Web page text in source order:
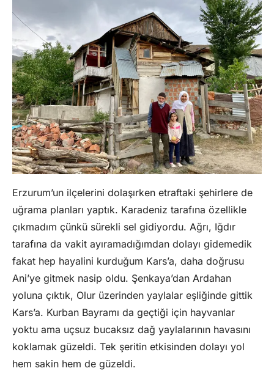
Erzurum’un ilçelerini dolaşırken etraftaki şehirlere de
uğrama planları yaptık. Karadeniz tarafına özellikle
çıkmadım çünkü sürekli sel gidiyordu. Ağrı, Iğdır
tarafına da vakit ayıramadığımdan dolayı gidemedik
fakat hep hayalini kurduğum Kars’a, daha doğrusu
Ani’ye gitmek nasip oldu. Şenkaya’dan Ardahan
yoluna çıktık, Olur üzerinden yaylalar eşliğinde gittik
Kars’a. Kurban Bayramı da geçtiği için hayvanlar
yoktu ama uçsuz bucaksız dağ yaylalarının havasını
koklamak güzeldi. Tek şeritin etkisinden dolayı yol
hem sakin hem de güzeldi.